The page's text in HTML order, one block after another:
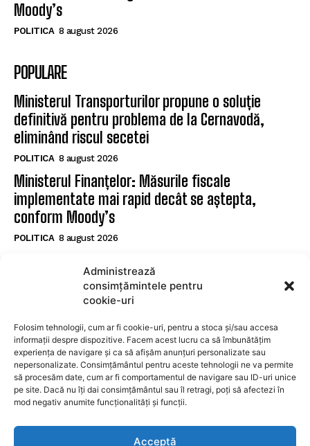
Administrează
consimțămintele pentru
cookie-uri
Folosim tehnologii, cum ar fi cookie-uri, pentru a stoca și/sau accesa
informații despre dispozitive. Facem acest lucru ca să îmbunătățim
experiența de navigare și ca să afișăm anunțuri personalizate sau
nepersonalizate. Consimțământul pentru aceste tehnologii ne va permite
să procesăm date, cum ar fi comportamentul de navigare sau ID-uri unice
pe site. Dacă nu îți dai consimțământul sau îl retragi, poți să afectezi în
mod negativ anumite funcționalități și funcții.
Acceptă
Moody’s
POLITICA 8 august 2026
POPULARE
Ministerul Transporturilor propune o soluție
definitivă pentru problema de la Cernavodă,
eliminând riscul secetei
POLITICA 8 august 2026
Ministerul Finanțelor: Măsurile fiscale
implementate mai rapid decât se aștepta,
conform Moody’s
POLITICA 8 august 2026
reconfirmarea ratingului României de către
SUBSCRIBE
I WANT IN